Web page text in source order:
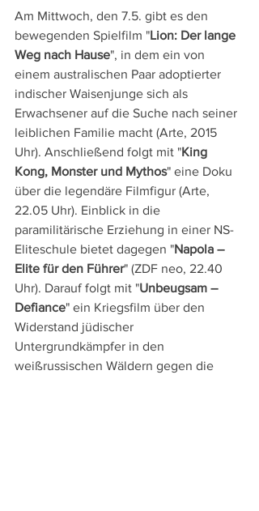
Am Mittwoch, den 7.5. gibt es den
bewegenden Spielfilm "Lion: Der lange
Weg nach Hause", in dem ein von
einem australischen Paar adoptierter
indischer Waisenjunge sich als
Erwachsener auf die Suche nach seiner
leiblichen Familie macht (Arte, 2015
Uhr). Anschließend folgt mit "King
Kong, Monster und Mythos" eine Doku
über die legendäre Filmfigur (Arte,
22.05 Uhr). Einblick in die
paramilitärische Erziehung in einer NS-
Eliteschule bietet dagegen "Napola –
Elite für den Führer" (ZDF neo, 22.40
Uhr). Darauf folgt mit "Unbeugsam –
Defiance" ein Kriegsfilm über den
Widerstand jüdischer
Untergrundkämpfer in den
weißrussischen Wäldern gegen die